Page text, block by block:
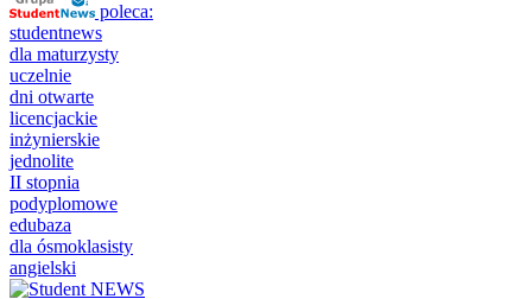
poleca:
studentnews
dla maturzysty
uczelnie
dni otwarte
licencjackie
inżynierskie
jednolite
II stopnia
podyplomowe
edubaza
dla ósmoklasisty
angielski